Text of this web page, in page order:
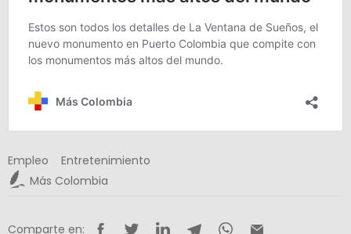
Empleo
Entretenimiento
Más Colombia
Comparte en: